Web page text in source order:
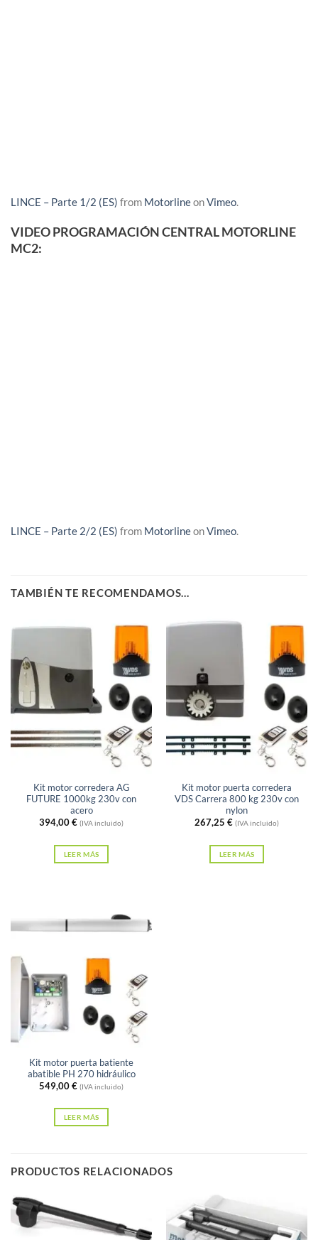
LINCE – Parte 1/2 (ES) from MotorlineonVimeo.
VIDEO PROGRAMACIÓN CENTRAL MOTORLINE
MC2:
LINCE – Parte 2/2 (ES) from MotorlineonVimeo.
TAMBIÉN TE RECOMENDAMOS…
Kit motor corredera AG
FUTURE 1000kg 230v con
acero
394,00€ (IVA incluido)
LEER MÁS
Kit motor puerta corredera
VDS Carrera 800 kg 230v con
nylon
267,25 € (IVA incluido)
LEER MÁS
Sin existencias
Kit motor puerta batiente
abatible PH 270 hidráulico
549,00€ (IVA incluido)
LEER MÁS
PRODUCTOS RELACIONADOS